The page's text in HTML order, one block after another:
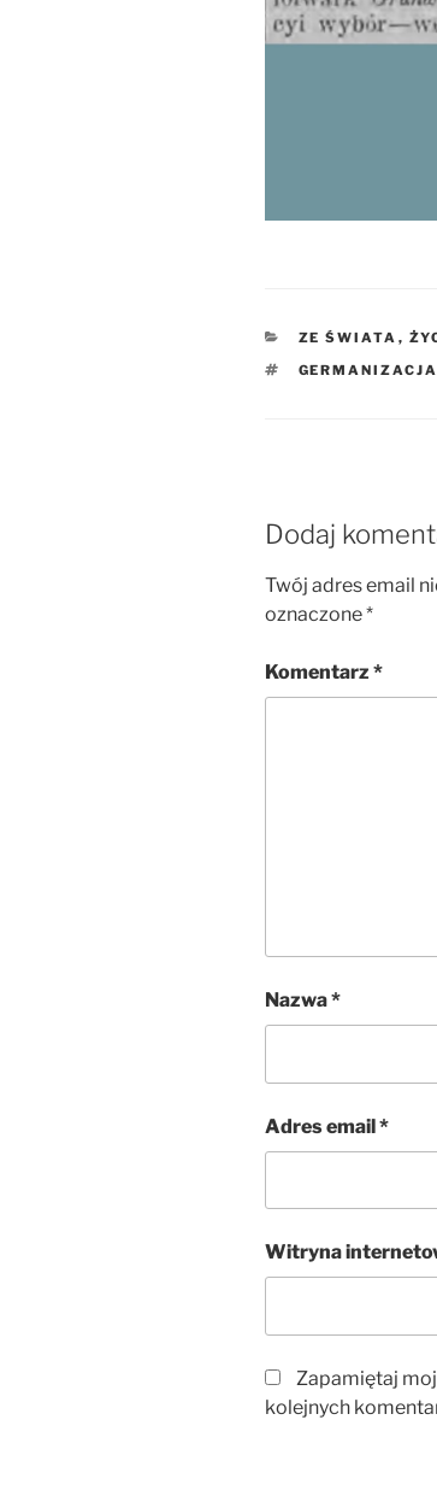
KATEGORIE
ZE ŚWIATA ,
TAGI
GERMANIZACJA
Dodaj
Twój adres email
oznaczone*
Komentarz *
Nazwa*
Adres email*
Witryna
Zapamiętaj
kolejnych